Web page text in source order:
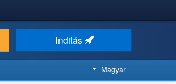
Inditás
Magyar